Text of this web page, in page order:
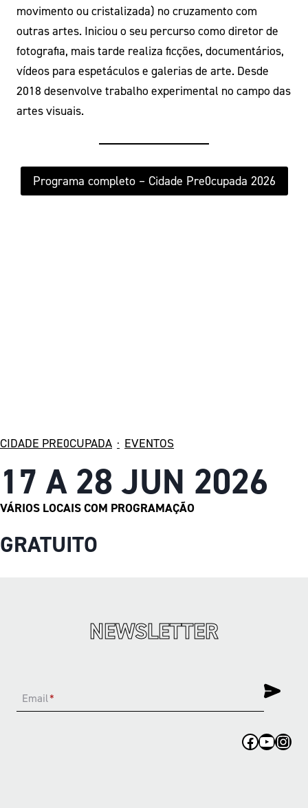
movimento ou cristalizada) no cruzamento com
outras artes. Iniciou o seu percurso como diretor de
fotografia, mais tarde realiza ficções, documentários,
vídeos para espetáculos e galerias de arte. Desde
2018 desenvolve trabalho experimental no campo das
artes visuais.
Programa completo – Cidade Pre0cupada 2026
CIDADE PRE0CUPADA · EVENTOS
17 A 28 JUN 2026
VÁRIOS LOCAIS COM PROGRAMAÇÃO
GRATUITO
NEWSLETTER
Email*
Facebook